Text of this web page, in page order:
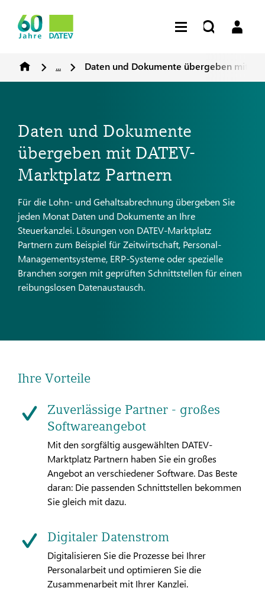
... Daten und Dokumente übergeben mit
Daten und Dokumente
übergeben mit DATEV-
Marktplatz Partnern
Für die Lohn- und Gehaltsabrechnung übergeben Sie
jeden Monat Daten und Dokumente an Ihre
Steuerkanzlei. Lösungen von DATEV-Marktplatz
Partnern zum Beispiel für Zeitwirtschaft, Personal-
Managementsysteme, ERP-Systeme oder spezielle
Branchen sorgen mit geprüften Schnittstellen für einen
reibungslosen Datenaustausch.
Ihre Vorteile
Zuverlässige Partner - großes
Softwareangebot
Mit den sorgfältig ausgewählten DATEV-
Marktplatz Partnern haben Sie ein großes
Angebot an verschiedener Software. Das Beste
daran: Die passenden Schnittstellen bekommen
Sie gleich mit dazu.
Digitaler Datenstrom
Digitalisieren Sie die Prozesse bei Ihrer
Personalarbeit und optimieren Sie die
Zusammenarbeit mit Ihrer Kanzlei.